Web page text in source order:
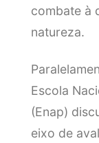
combate à
natureza.
Escola
(Enap)
eixo de